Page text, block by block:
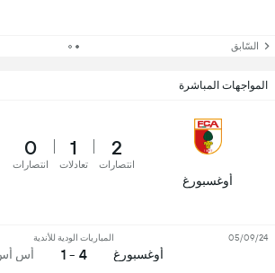
السّابق
المواجهات المباشرة
أوغسبورغ
2
انتصارات
1
تعادلات
0
انتصارات
أوغسبورغ
المباريات الودية للأندية
4 - 1 أس أس
05/09/24